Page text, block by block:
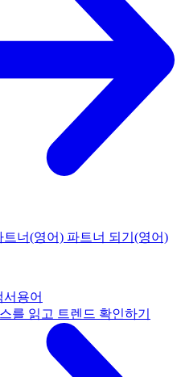
트너(영어) 파트너 되기(영어)
서 용어
를 읽고 트렌드 확인하기